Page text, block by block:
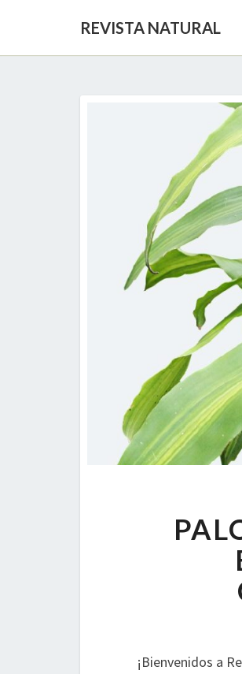
REVISTA NATURAL
¡Bienvenidos a